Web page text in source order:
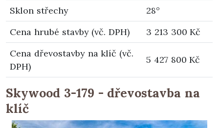
Sklon střechy
28°
Cena hrubé stavby (vč. DPH)
3 213 300 Kč
Cena dřevostavby na klíč (vč.
DPH)
5 427 800 Kč
Skywood 3-179 - dřevostavba na
klíč